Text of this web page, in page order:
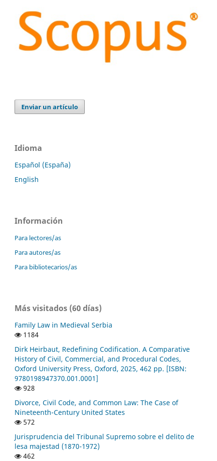
Enviar un artículo
Idioma
Español (España)
English
Información
Para lectores/as
Para autores/as
Para bibliotecarios/as
Más visitados (60 días)
Family Law in Medieval Serbia
1184
Dirk Heirbaut, Redefining Codification. A Comparative
History of Civil, Commercial, and Procedural Codes,
Oxford University Press, Oxford, 2025, 462 pp. [ISBN:
9780198947370.001.0001]
928
Divorce, Civil Code, and Common Law: The Case of
Nineteenth-Century United States
572
Jurisprudencia del Tribunal Supremo sobre el delito de
lesa majestad (1870-1972)
462